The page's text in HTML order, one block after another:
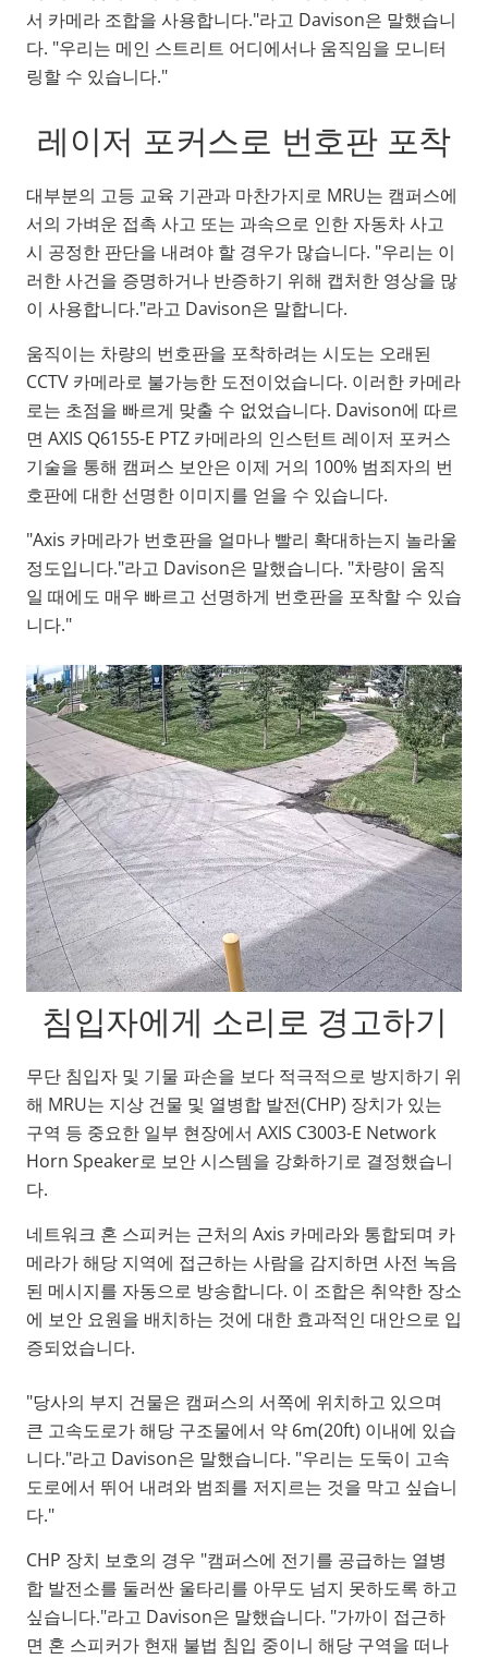
서 카메라 조합을 사용합니다."라고 Davison은 말했습니
다. "우리는 메인 스트리트 어디에서나 움직임을 모니터
링할 수 있습니다."
레이저 포커스로 번호판 포착
대부분의 고등 교육 기관과 마찬가지로 MRU는 캠퍼스에
서의 가벼운 접촉 사고 또는 과속으로 인한 자동차 사고
시 공정한 판단을 내려야 할 경우가 많습니다. "우리는 이
러한 사건을 증명하거나 반증하기 위해 캡처한 영상을 많
이 사용합니다."라고 Davison은 말합니다.
움직이는 차량의 번호판을 포착하려는 시도는 오래된
CCTV 카메라로 불가능한 도전이었습니다. 이러한 카메라
로는 초점을 빠르게 맞출 수 없었습니다. Davison에 따르
면 AXIS Q6155-E PTZ 카메라의 인스턴트 레이저 포커스
기술을 통해 캠퍼스 보안은 이제 거의 100% 범죄자의 번
호판에 대한 선명한 이미지를 얻을 수 있습니다.
"Axis 카메라가 번호판을 얼마나 빨리 확대하는지 놀라울
정도입니다."라고 Davison은 말했습니다. "차량이 움직
일 때에도 매우 빠르고 선명하게 번호판을 포착할 수 있습
니다."
침입자에게 소리로 경고하기
무단 침입자 및 기물 파손을 보다 적극적으로 방지하기 위
해 MRU는 지상 건물 및 열병합 발전(CHP) 장치가 있는
구역 등 중요한 일부 현장에서 AXIS C3003-E Network
Horn Speaker로 보안 시스템을 강화하기로 결정했습니
다.
네트워크 혼 스피커는 근처의 Axis 카메라와 통합되며 카
메라가 해당 지역에 접근하는 사람을 감지하면 사전 녹음
된 메시지를 자동으로 방송합니다. 이 조합은 취약한 장소
에 보안 요원을 배치하는 것에 대한 효과적인 대안으로 입
증되었습니다.
"당사의 부지 건물은 캠퍼스의 서쪽에 위치하고 있으며
큰 고속도로가 해당 구조물에서 약 6m(20ft) 이내에 있습
니다."라고 Davison은 말했습니다. "우리는 도둑이 고속
도로에서 뛰어 내려와 범죄를 저지르는 것을 막고 싶습니
다."
CHP 장치 보호의 경우 "캠퍼스에 전기를 공급하는 열병
합 발전소를 둘러싼 울타리를 아무도 넘지 못하도록 하고
싶습니다."라고 Davison은 말했습니다. "가까이 접근하
면 혼 스피커가 현재 불법 침입 중이니 해당 구역을 떠나